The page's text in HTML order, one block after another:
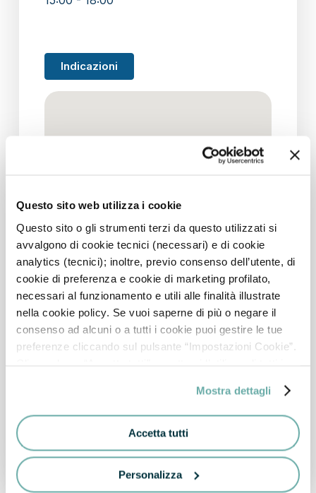
Questo sito web utilizza i cookie
Questo sito o gli strumenti terzi da questo utilizzati si
avvalgono di cookie tecnici (necessari) e di cookie
analytics (tecnici); inoltre, previo consenso dell’utente, di
cookie di preferenza e cookie di marketing profilato,
necessari al funzionamento e utili alle finalità illustrate
nella cookie policy. Se vuoi saperne di più o negare il
consenso ad alcuni o a tutti i cookie puoi gestire le tue
preferenze cliccando sul pulsante “Impostazioni Cookie”.
(ad eccezione dei cookie tecnici, in quanto strettamente
necessari, e dei cookie analytics) e continuare la
navigazione sul sito. Per maggiori informazioni sui cookie
che utilizziamo e, in generale, sul trattamento dei tuoi dati
personali, consulta la nostra Cookie Policy e la Privacy
Policy.
Mostra dettagli
Accetta tutti
Personalizza
Indicazioni